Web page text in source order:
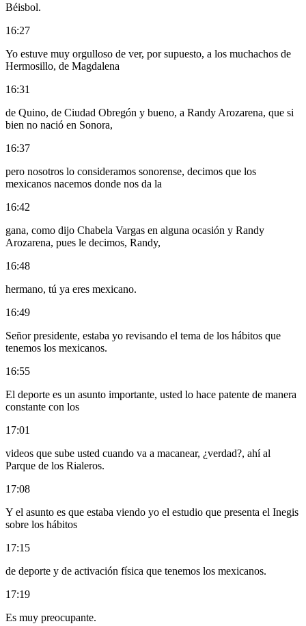
Béisbol.
16:27
Yo estuve muy orgulloso de ver, por supuesto, a los muchachos de
Hermosillo, de Magdalena
16:31
de Quino, de Ciudad Obregón y bueno, a Randy Arozarena, que si
bien no nació en Sonora,
16:37
pero nosotros lo consideramos sonorense, decimos que los
mexicanos nacemos donde nos da la
16:42
gana, como dijo Chabela Vargas en alguna ocasión y Randy
Arozarena, pues le decimos, Randy,
16:48
hermano, tú ya eres mexicano.
16:49
Señor presidente, estaba yo revisando el tema de los hábitos que
tenemos los mexicanos.
16:55
El deporte es un asunto importante, usted lo hace patente de manera
constante con los
17:01
videos que sube usted cuando va a macanear, ¿verdad?, ahí al
Parque de los Rialeros.
17:08
Y el asunto es que estaba viendo yo el estudio que presenta el Inegis
sobre los hábitos
17:15
de deporte y de activación física que tenemos los mexicanos.
17:19
Es muy preocupante.